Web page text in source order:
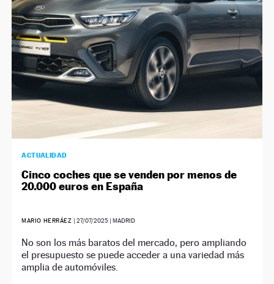
ACTUALIDAD
Cinco coches que se venden por menos de
20.000 euros en España
MARIO HERRÁEZ | 27/07/2025| MADRID
No son los más baratos del mercado, pero ampliando
el presupuesto se puede acceder a una variedad más
amplia de automóviles.